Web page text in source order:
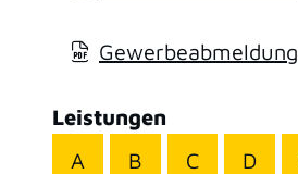
Gewerbeabmeldung
Leistungen
A
B C D